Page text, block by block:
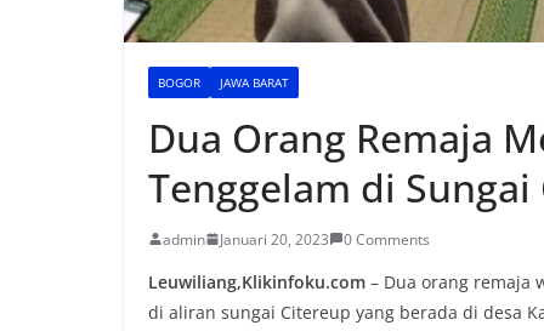
BOGOR JAWA BARAT
Dua Orang Remaja
Tenggelam di
admin Januari 20, 2023 0 Comments
Leuwiliang,Klikinfoku.com – Dua orang remaja
di aliran sungai Citereup yang berada di desa